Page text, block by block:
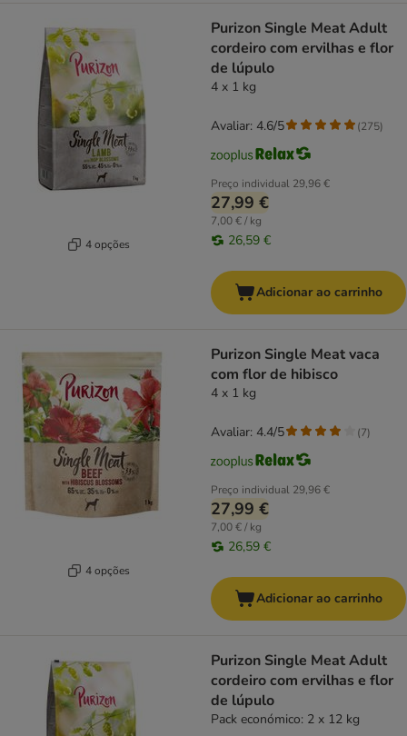
4 opções
Purizon Single Meat Adult
cordeiro com ervilhas e flor
de lúpulo
4 x 1 kg
Preço individual 29,96 €
27,99 €
7,00 € / kg
26,59 €
Avaliar: 4.6/5 (275)
Adicionar ao carrinho
4 opções
Purizon Single Meat vaca
com flor de hibisco
4 x 1 kg
Preço individual 29,96 €
27,99 €
7,00 € / kg
26,59 €
Avaliar: 4.4/5 (7)
Adicionar ao carrinho
Purizon Single Meat Adult
cordeiro com ervilhas e flor
de lúpulo
Pack económico: 2 x 12 kg